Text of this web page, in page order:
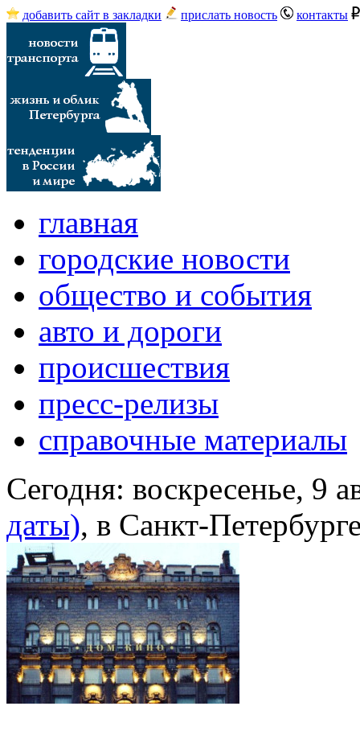
добавить сайт в закладки прислать новость контакты
главная
городские новости
общество и события
авто и дороги
происшествия
пресс-релизы
справочные материалы
Сегодня: воскресенье, 9
даты), в Санкт-